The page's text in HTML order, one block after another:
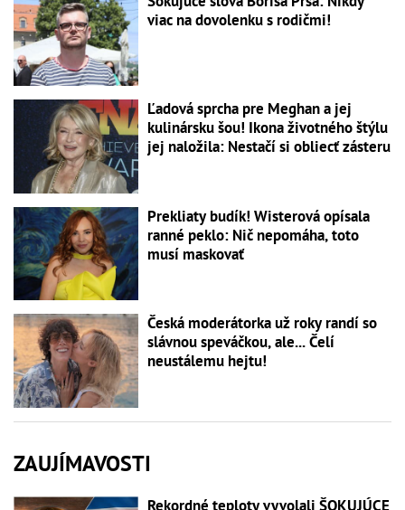
viac na dovolenku s rodičmi!
Ľadová sprcha pre Meghan a jej
kulinársku šou! Ikona životného štýlu
jej naložila: Nestačí si obliecť zásteru
Prekliaty budík! Wisterová opísala
ranné peklo: Nič nepomáha, toto
musí maskovať
Česká moderátorka už roky randí so
slávnou speváčkou, ale... Čelí
neustálemu hejtu!
ZAUJÍMAVOSTI
Rekordné teploty vyvolali ŠOKUJÚCE